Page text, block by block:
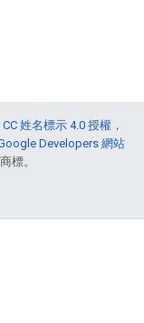
姓名標示 4.0 授權 ，
Developers 網站
標。